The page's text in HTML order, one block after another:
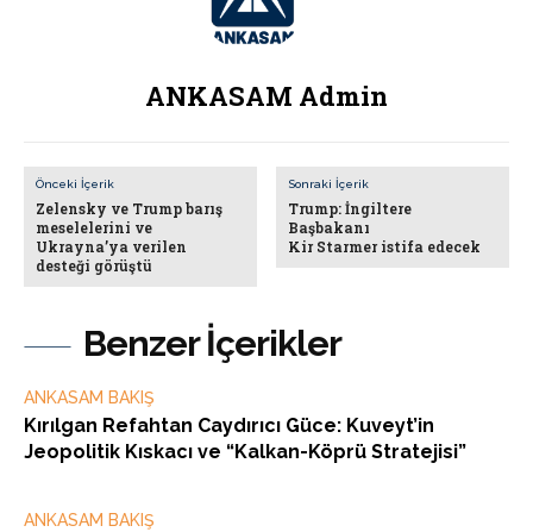
Benzer İçerikler
ANKASAM BAKIŞ
Kırılgan Refahtan Caydırıcı Güce: Kuveyt’in
Jeopolitik Kıskacı ve “Kalkan-Köprü Stratejisi”
ANKASAM BAKIŞ
ANKASAM Admin
Önceki İçerik
Zelensky ve Trump barış
meselelerini ve
Ukrayna’ya verilen
desteği görüştü
Sonraki İçerik
Trump: İngiltere
Başbakanı
Kir Starmer istifa edecek